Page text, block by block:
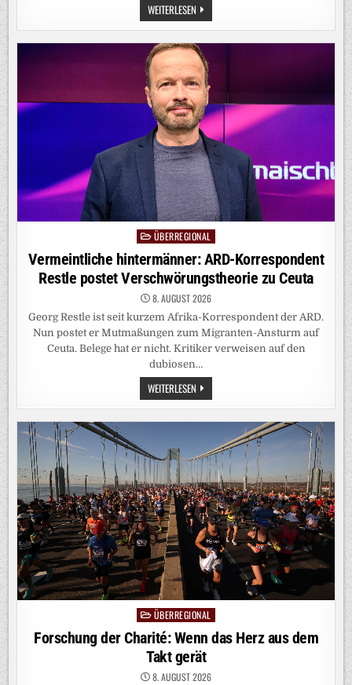
WEITERLESEN WER
IST
ATTRAKTIV?:
WARUM
WIR
RECHTE
POLITIKER
SCHÖNER
FINDEN
ALS
LINKE
Posted
in
ÜBERREGIONAL
Vermeintliche hintermänner: ARD-Korrespondent
Restle postet Verschwörungstheorie zu Ceuta
8. AUGUST 2026
Georg Restle ist seit kurzem Afrika-Korrespondent der ARD.
Nun postet er Mutmaßungen zum Migranten-Ansturm auf
Ceuta. Belege hat er nicht. Kritiker verweisen auf den
dubiosen…
WEITERLESEN VERMEINTLICHE
HINTERMÄNNER:
ARD-
KORRESPONDENT
POSTET
VERSCHWÖRUNGSTHEORIE
ZU
CEUTA
PostedÜBERREGIONAL
Forschung der Charité: Wenn das Herz aus dem
Takt gerät
8. AUGUST 2026